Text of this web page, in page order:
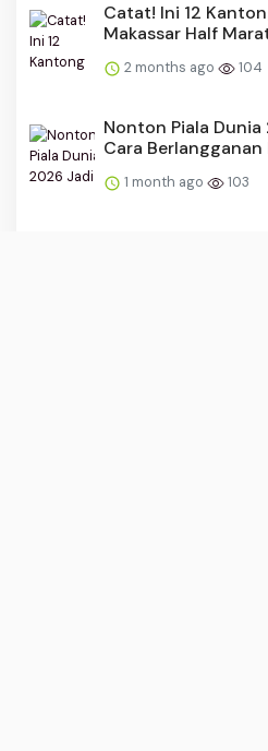
Catat! Ini 12
Makassar Half
2 months ago 104
Nonton Piala
Cara Berlangganan
1 month ago 103